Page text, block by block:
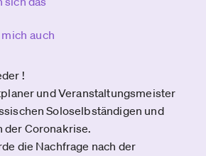
auch
!
und Veranstaltungsmeister
Soloselbständigen und
Coronakrise.
die Nachfrage nach der